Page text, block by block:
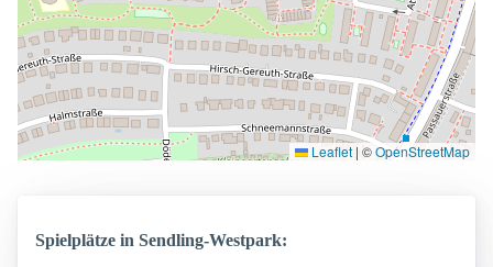
Leaflet | ©OpenStreetMap
Spielplätze in Sendling-Westpark: